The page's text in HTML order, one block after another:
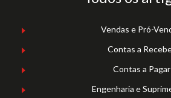
Vendas e Pró-
Contas a
Contas a Pagar
Engenharia e